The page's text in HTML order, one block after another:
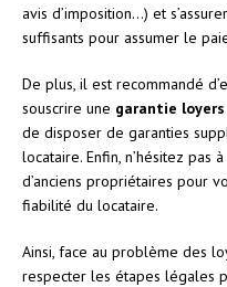
avis d’imposition…) et
suffisants pour assumer le
De plus, il est recommandé
souscrire une garantie loyers
de disposer de garanties
locataire. Enfin, n’hésitez pas
d’anciens propriétaires pour
fiabilité du locataire.
Ainsi, face au problème des
respecter les étapes légales